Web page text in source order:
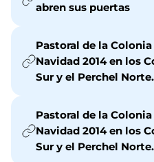
abren sus puertas
Pastoral de la
Navidad 2014 en los
Sur y el Perchel
Pastoral de la
Navidad 2014 en los
Sur y el Perchel